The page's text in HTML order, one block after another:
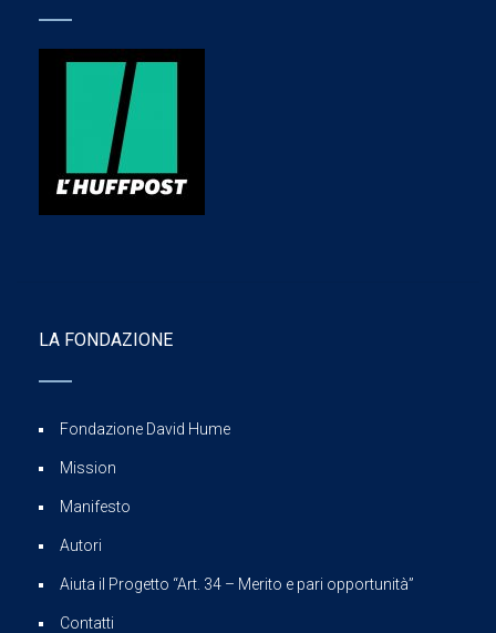
LA FONDAZIONE
Fondazione David Hume
Mission
Manifesto
Autori
Aiuta il Progetto “Art. 34 – Merito e pari opportunità”
Contatti